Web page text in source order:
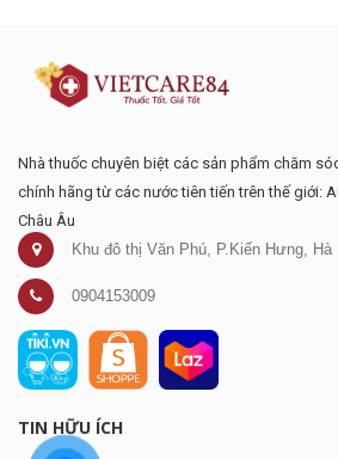
Nhà thuốc chuyên biệt các sản phẩm chăm
chính hãng từ các nước tiên tiến trên thế giới:
Châu Âu
Khu đô thị Văn Phú, P.Kiến Hưng, Hà
0904153009
TIN HỮU ÍCH